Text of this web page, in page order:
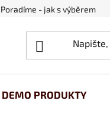
Poradíme - jak s výběrem
DEMO PRODUKTY